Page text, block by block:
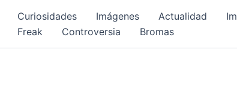
Curiosidades Imágenes Actualidad
Freak
Controversia Bromas